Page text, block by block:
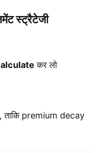
स्ट्रैटेजी
कर लो
, ताकि premium decay